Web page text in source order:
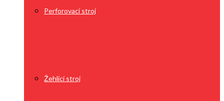
Perforovací stroj
Žehlící stroj